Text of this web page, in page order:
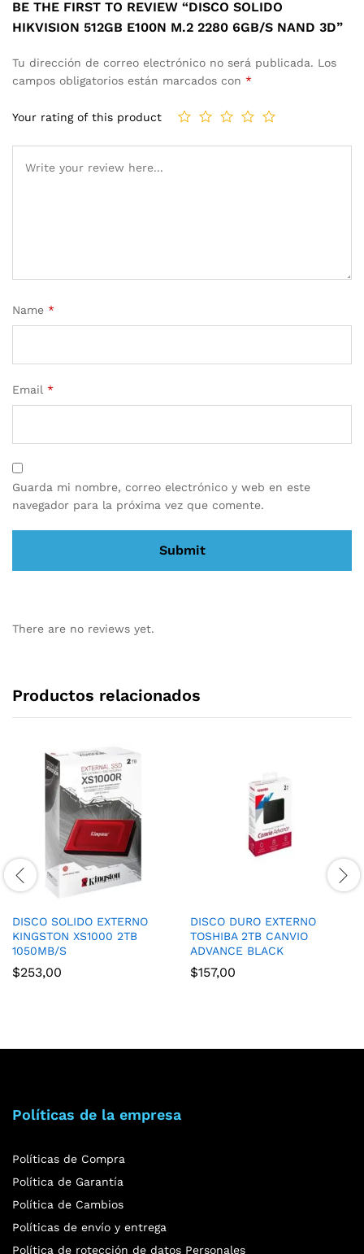
BE THE FIRST TO REVIEW “DISCO SOLIDO
HIKVISION 512GB E100N M.2 2280 6GB/S NAND 3D”
Tu dirección de correo electrónico no será publicada. Los
campos obligatorios están marcados con *
Your rating of this product
Name *
Email *
Guarda mi nombre, correo electrónico y web en este
navegador para la próxima vez que comente.
There are no reviews yet.
Productos relacionados
DISCO SOLIDO EXTERNO
KINGSTON XS1000 2TB
1050MB/S
$253,00
DISCO DURO EXTERNO
TOSHIBA 2TB CANVIO
ADVANCE BLACK
$157,00
Políticas de la empresa
Políticas de Compra
Política de Garantía
Política de Cambios
Políticas de envío y entrega
Política de rotección de datos Personales